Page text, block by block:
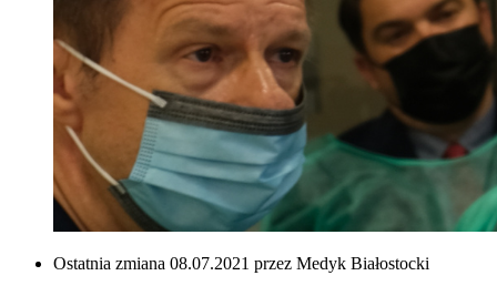
Ostatnia zmiana 08.07.2021 przez Medyk Białostocki